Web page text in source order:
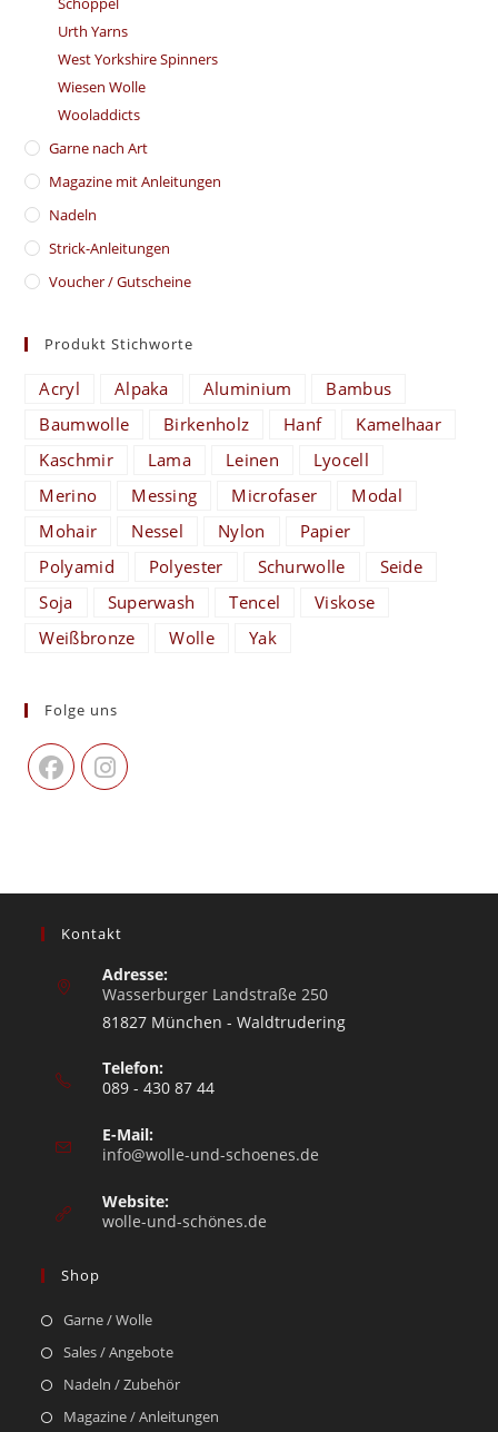
Urth Yarns
West Yorkshire Spinners
Wiesen Wolle
Wooladdicts
Garne nach Art
Magazine mit Anleitungen
Nadeln
Strick-Anleitungen
Voucher / Gutscheine
Produkt Stichworte
Acryl Alpaka Aluminium
Bambus
Baumwolle
Birkenholz Hanf
Kamelhaar
Kaschmir
Lama Leinen
Lyocell
Merino
Messing Microfaser
Modal
Mohair
Nessel Nylon
Papier
Polyamid
Polyester Schurwolle
Seide
Soja
Superwash Tencel
Viskose
Weißbronze
Wolle Yak
Folge uns
Kontakt
Adresse:
Wasserburger Landstraße 250
81827 München - Waldtrudering
Telefon:
089 - 430 87 44
E-Mail:
info@wolle-und-schoenes.de
Website:
wolle-und-schönes.de
Shop
Garne / Wolle
Sales / Angebote
Nadeln / Zubehör
Magazine / Anleitungen